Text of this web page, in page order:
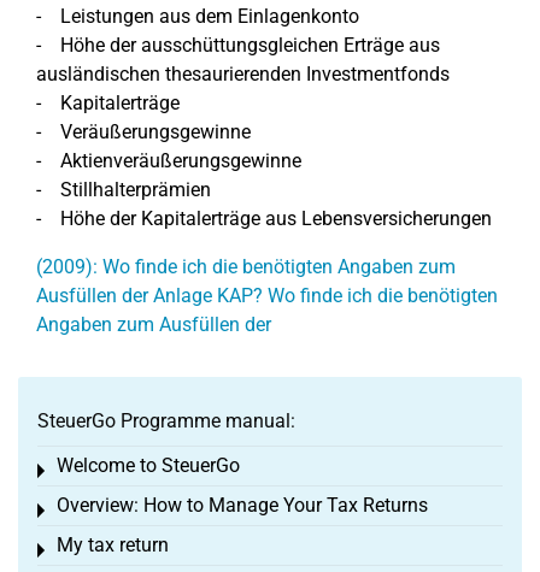
- Leistungen aus dem Einlagenkonto
- Höhe der ausschüttungsgleichen Erträge aus
ausländischen thesaurierenden Investmentfonds
- Kapitalerträge
- Veräußerungsgewinne
- Aktienveräußerungsgewinne
- Stillhalterprämien
- Höhe der Kapitalerträge aus Lebensversicherungen
(2009): Wo finde ich die benötigten Angaben zum
Ausfüllen der Anlage KAP? Wo finde ich die benötigten
Angaben zum Ausfüllen der
SteuerGo Programme manual:
Welcome to SteuerGo
Toggle menu
Overview: How to Manage Your Tax Returns
Toggle menu
My tax return
Toggle menu